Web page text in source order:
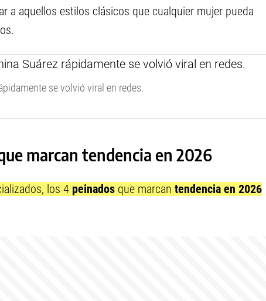
a aquellos estilos clásicos que cualquier mujer pueda
se volvió viral en redes.
marcan tendencia en 2026
los 4 peinados que marcan tendencia en 2026